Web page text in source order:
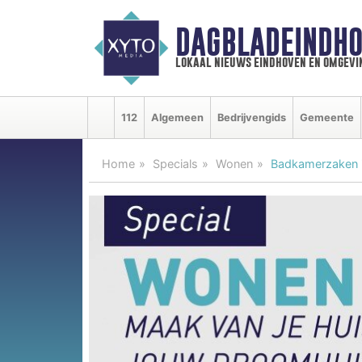
lokaal nieuws eindhoven en
112 Algemeen Bedrijvengids Gemeente
Home Specials Wonen Badkamerzaken